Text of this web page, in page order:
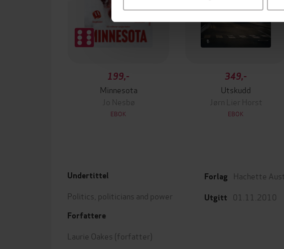
199,-
Minnesota
Jo Nesbø
EBOK
349,-
Utskudd
Jørn Lier Horst
EBOK
Undertittel
Politics, politicians and power
Forfattere
Laurie Oakes (forfatter)
Forlag Hachette
Utgitt 01.11.2010